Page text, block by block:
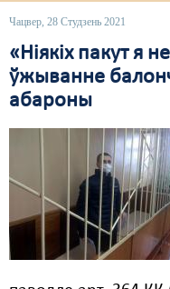
Чацвер, 28 Студзень 2021
«Ніякіх пакут я
ўжыванне
абароны